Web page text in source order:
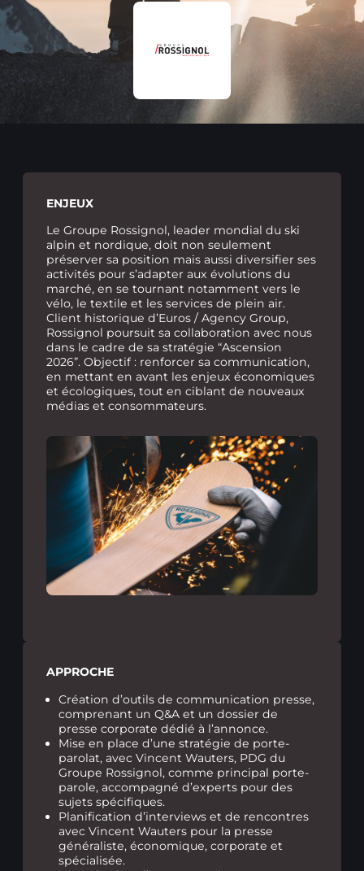
ENJEUX
Le Groupe Rossignol, leader mondial du ski
alpin et nordique, doit non seulement
préserver sa position mais aussi diversifier ses
activités pour s’adapter aux évolutions du
marché, en se tournant notamment vers le
vélo, le textile et les services de plein air.
Client historique d’Euros / Agency Group,
Rossignol poursuit sa collaboration avec nous
dans le cadre de sa stratégie “Ascension
2026”. Objectif : renforcer sa communication,
en mettant en avant les enjeux économiques
et écologiques, tout en ciblant de nouveaux
médias et consommateurs.
APPROCHE
Création d’outils de communication presse,
comprenant un Q&A et un dossier de
presse corporate dédié à l’annonce.
Mise en place d’une stratégie de porte-
parolat, avec Vincent Wauters, PDG du
Groupe Rossignol, comme principal porte-
parole, accompagné d’experts pour des
sujets spécifiques.
Planification d’interviews et de rencontres
avec Vincent Wauters pour la presse
généraliste, économique, corporate et
spécialisée.